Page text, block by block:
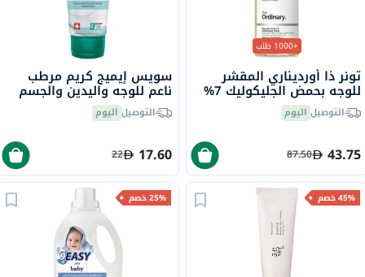
+1000 طلب
تونر ذا أورديناري المقشر
للوجه بحمض الجليكوليك 7%
لتوحيد لون البشرة 100 مل
التوصيل اليوم
43.75
87.50
سويس إيميج كريم مرطب
ناعم للوجه واليدين والجسم
لجميع أنواع البشرة 75 مل
التوصيل اليوم
17.60
22
45% خصم 25% خصم